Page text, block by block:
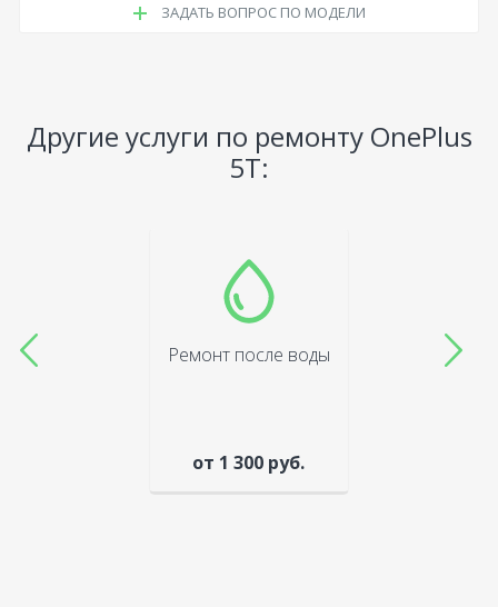
ЗАДАТЬ ВОПРОС ПО МОДЕЛИ
Другие услуги по ремонту OnePlus
5T:
Ремонт после воды
от 1 300 руб.